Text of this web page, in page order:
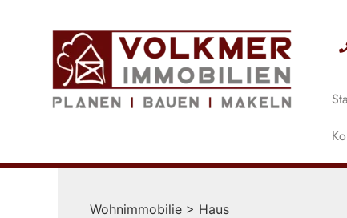
Wohnimmobilie > Haus